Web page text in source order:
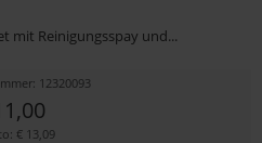
mit Reinigungsspay und...
12320093
€ 13,09